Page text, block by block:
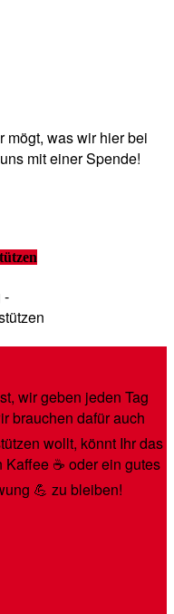
mögt, was wir hier bei
mit einer Spende!
-
wir geben jeden Tag
brauchen dafür auch
wollt, könnt Ihr das
☕️ oder ein gutes
💪 zu bleiben!